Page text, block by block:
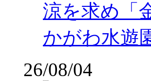
涼を求め「
かがわ水遊
26/08/04